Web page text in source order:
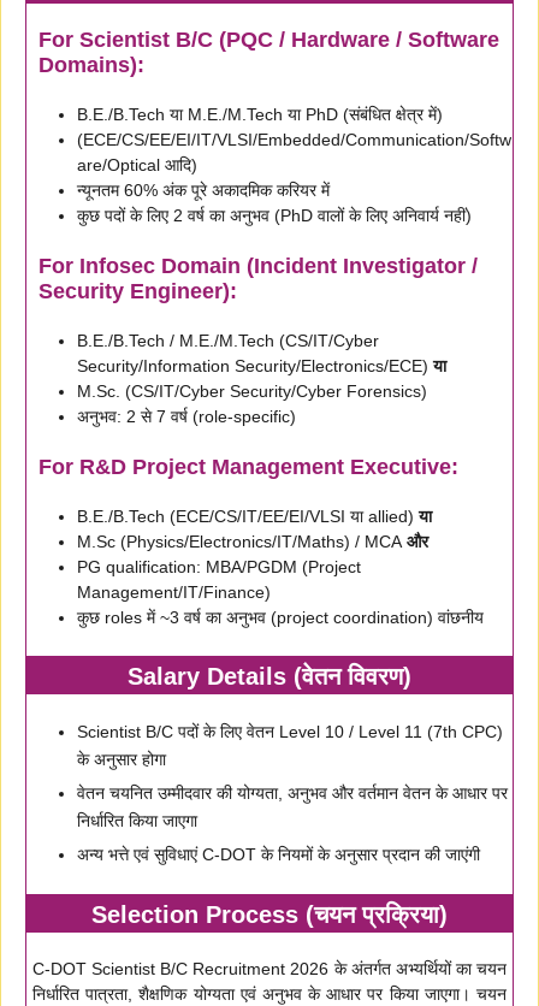
For Scientist B/C (PQC / Hardware / Software
Domains):
B.E./B.Tech या M.E./M.Tech या PhD (संबंधित क्षेत्र में)
(ECE/CS/EE/EI/IT/VLSI/Embedded/Communication/Softw
are/Optical आदि)
न्यूनतम 60% अंक पूरे अकादमिक करियर में
कुछ पदों के लिए 2 वर्ष का अनुभव (PhD वालों के लिए अनिवार्य नहीं)
For Infosec Domain (Incident Investigator /
Security Engineer):
B.E./B.Tech / M.E./M.Tech (CS/IT/Cyber
Security/Information Security/Electronics/ECE)या
M.Sc. (CS/IT/Cyber Security/Cyber Forensics)
अनुभव: 2 से 7 वर्ष (role-specific)
For R&D Project Management Executive:
B.E./B.Tech (ECE/CS/IT/EE/EI/VLSI या allied)या
M.Sc (Physics/Electronics/IT/Maths) / MCA और
PG qualification: MBA/PGDM (Project
Management/IT/Finance)
कुछ roles में ~3 वर्ष का अनुभव (project coordination) वांछनीय
Salary Details (वेतन विवरण)
Scientist B/C पदों के लिए वेतन Level 10 / Level 11 (7th CPC)
के अनुसार होगा
वेतन चयनित उम्मीदवार की योग्यता, अनुभव और वर्तमान वेतन के आधार पर
निर्धारित किया जाएगा
अन्य भत्ते एवं सुविधाएं C-DOT के नियमों के अनुसार प्रदान की जाएंगी
Selection Process (चयन प्रक्रिया)
C-DOT Scientist B/C Recruitment 2026 के अंतर्गत अभ्यर्थियों का चयन
निर्धारित पात्रता, शैक्षणिक योग्यता एवं अनुभव के आधार पर किया जाएगा। चयन